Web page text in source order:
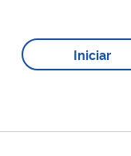
Iniciar